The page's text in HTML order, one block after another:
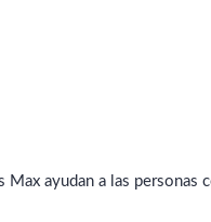
ayudan a las personas